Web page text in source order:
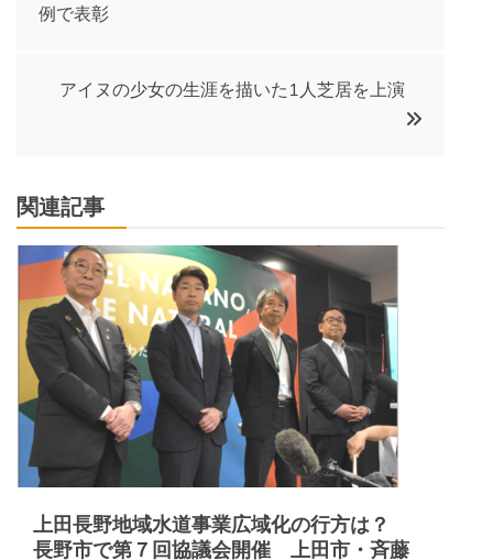
稿
ゲ
ー
シ
ョ
ン
例で表彰
アイヌの少女の生涯を描いた1人芝居を上演
関連記事
上田長野地域水道事業広域化の行方は？
長野市で第７回協議会開催 上田市・斉藤